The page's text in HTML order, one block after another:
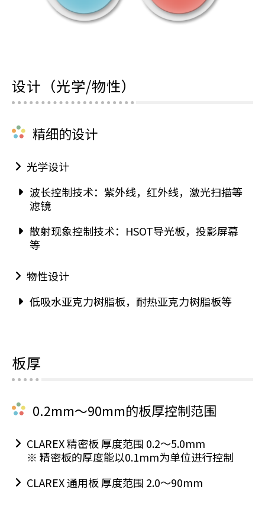
设计（光学/物性）
精细的设计
光学设计
波长控制技术：紫外线，红外线，激光扫描等
滤镜
散射现象控制技术：HSOT导光板，投影屏幕
等
物性设计
低吸水亚克力树脂板，耐热亚克力树脂板等
板厚
0.2mm～90mm的板厚控制范围
CLAREX 精密板 厚度范围 0.2～5.0mm
※ 精密板的厚度能以0.1mm为单位进行控制
CLAREX 通用板 厚度范围 2.0～90mm